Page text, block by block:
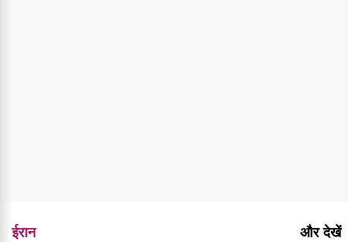
ईरान और देखें